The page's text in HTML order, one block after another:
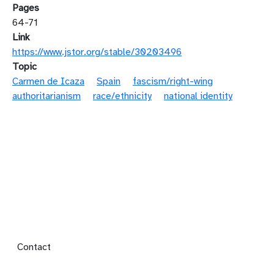
Pages
64-71
Link
https://www.jstor.org/stable/30203496
Topic
Carmen de Icaza
Spain
fascism/right-wing
authoritarianism
race/ethnicity national identity
Footer menu
Contact